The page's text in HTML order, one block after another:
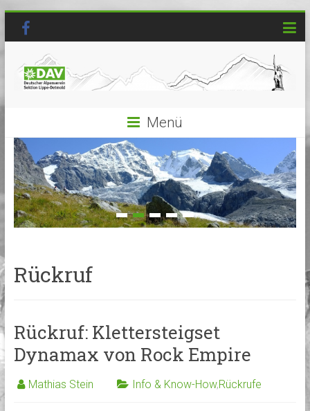
Menü
Rückruf
Rückruf: Klettersteigset
Dynamax von Rock Empire
Mathias Stein Info & Know-How,Rückrufe